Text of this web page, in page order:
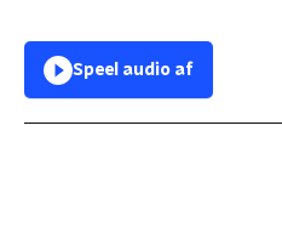
Speel audio af